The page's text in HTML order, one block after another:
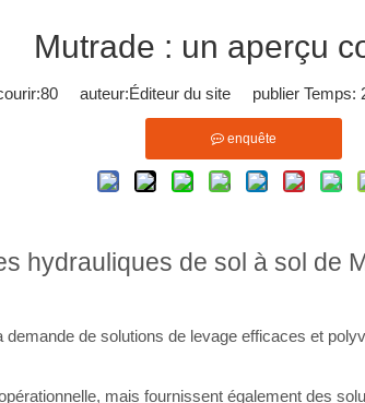
Mutrade : un aperçu
80auteur:Éditeur du site publier Temps:
enquête
hydrauliques de sol à sol de
de solutions de levage efficaces et
mais fournissent également des